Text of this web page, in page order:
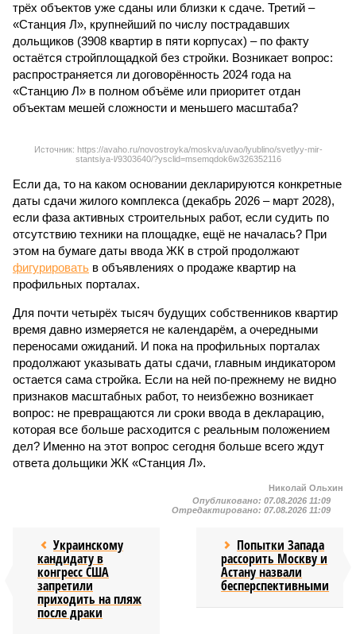
трёх объектов уже сданы или близки к сдаче. Третий –
«Станция Л», крупнейший по числу пострадавших
дольщиков (3908 квартир в пяти корпусах) – по факту
остаётся стройплощадкой без стройки. Возникает вопрос:
распространяется ли договорённость 2024 года на
«Станцию Л» в полном объёме или приоритет отдан
объектам мешей сложности и меньшего масштаба?
Источник: https://avaho.ru/novostroyka/moskva/uvao/lyublino/svetlyy-mir-
stantsiya-l/9303640/?ysclid=msemqdok6w326352116
Если да, то на каком основании декларируются конкретные
даты сдачи жилого комплекса (декабрь 2026 – март 2028),
если фаза активных строительных работ, если судить по
отсутствию техники на площадке, ещё не началась? При
этом на бумаге даты ввода ЖК в строй продолжают
фигурировать в объявлениях о продаже квартир на
профильных порталах.
Для почти четырёх тысяч будущих собственников квартир
время давно измеряется не календарём, а очередными
переносами ожиданий. И пока на профильных порталах
продолжают указывать даты сдачи, главным индикатором
остается сама стройка. Если на ней по-прежнему не видно
признаков масштабных работ, то неизбежно возникает
вопрос: не превращаются ли сроки ввода в декларацию,
которая все больше расходится с реальным положением
дел? Именно на этот вопрос сегодня больше всего ждут
ответа дольщики ЖК «Станция Л».
Николай Ольхин
Опубликовано: 07.08.2026 11:09
Отредактировано: 07.08.2026 11:09
Украинскому
кандидату в
конгресс США
запретили
приходить на пляж
после драки
Попытки Запада
рассорить Москву и
Астану назвали
бесперспективными